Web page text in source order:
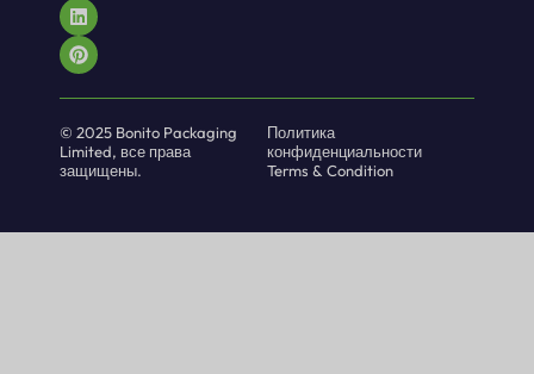
© 2025 Bonito Packaging
Limited, все права
защищены.
Политика
конфиденциальности
Terms & Condition